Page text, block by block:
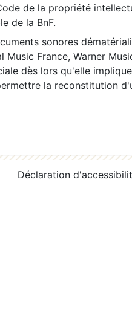
de la propriété
de la BnF.
sonores
Music France, Warner
dès lors qu'elle
la reconstitution
Déclaration